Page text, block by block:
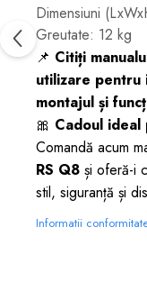
Dimensiuni
Greutate: 12 kg
📌 Citiți
utilizare pentru
montajul și
🎀 Cadoul
Comandă acum
RS Q8 și oferă-i
stil, siguranță și
Informatii